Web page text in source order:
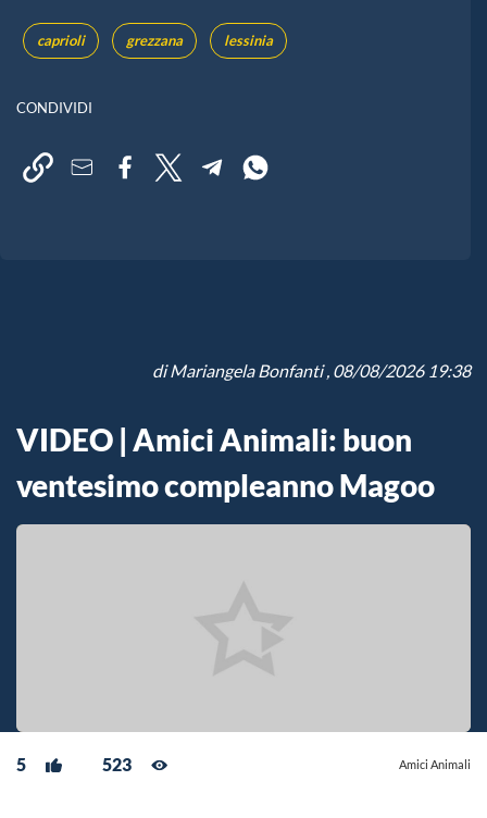
caprioli grezzana lessinia
CONDIVIDI
diMariangela Bonfanti, 08/08/2026 19:38
VIDEO | Amici Animali: buon
ventesimo compleanno Magoo
5 523 Amici Animali